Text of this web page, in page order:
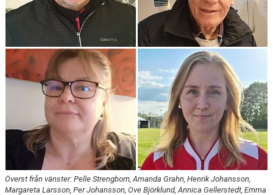
Överst från vänster: Pelle Strengbom, Amanda Grahn, Henrik Johansson,
Margareta Larsson, Per Johansson, Ove Björklund, Annica Gellerstedt, Emma